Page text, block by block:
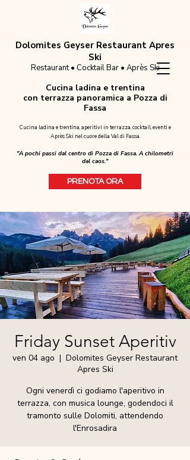
Dolomites Geyser Restaurant Apres
Ski
Restaurant • Cocktail Bar • Après Ski
Cucina ladina e trentina
con terrazza panoramica a Pozza di
Fassa
Cucina ladina e trentina, aperitivi in terrazza, cocktail, eventi e
Après Ski nel cuore della Val di Fassa.
"A pochi passi dal centro di Pozza di Fassa. A chilometri
dal caos."
PRENOTA ORA
Friday Sunset Aperitiv
ven 04 ago
  |
Dolomites Geyser Restaurant
Apres Ski
Ogni venerdì ci godiamo l'aperitivo in
terrazza, con musica lounge, godendoci il
tramonto sulle Dolomiti, attendendo
l'Enrosadira